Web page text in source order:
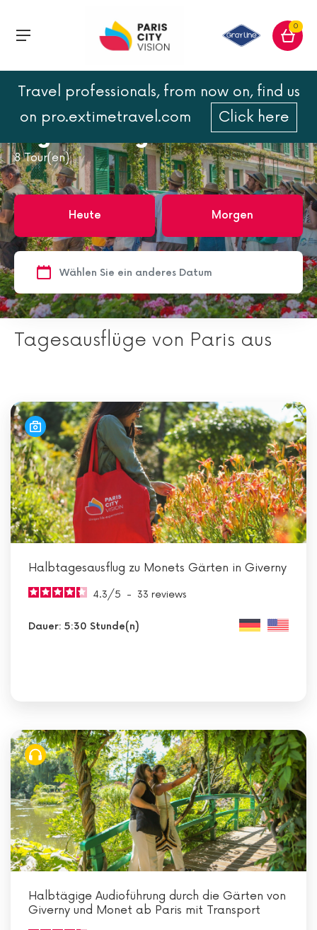
0
Travel professionals, from now on, find us
on pro.extimetravel.com
Click here
Tagesausflüge von Paris aus
Tagesausflüge von Paris aus
8 Tour(en)
Heute Morgen
Tagesausflüge von Paris aus
Halbtagesausflug zu Monets Gärten in Giverny
4.3/5 - 33 reviews
Dauer: 5:30 Stunde(n)
Halbtägige Audioführung durch die Gärten von
Giverny und Monet ab Paris mit Transport